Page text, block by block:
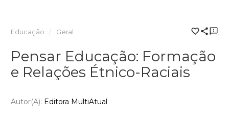
Educação Geral
Pensar Educação: Formação
e Relações Étnico-Raciais
Autor(a): Editora MultiAtual